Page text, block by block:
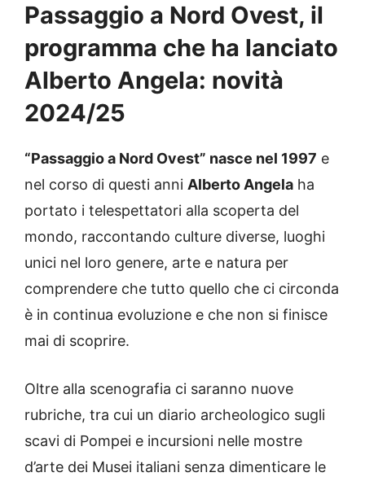
Passaggio a Nord Ovest, il
programma che ha lanciato
Alberto Angela: novità
2024/25
“Passaggio a Nord Ovest” nasce nel 1997 e
nel corso di questi anni Alberto Angela ha
portato i telespettatori alla scoperta del
mondo, raccontando culture diverse, luoghi
unici nel loro genere, arte e natura per
comprendere che tutto quello che ci circonda
è in continua evoluzione e che non si finisce
mai di scoprire.
Oltre alla scenografia ci saranno nuove
rubriche, tra cui un diario archeologico sugli
scavi di Pompei e incursioni nelle mostre
d’arte dei Musei italiani senza dimenticare le